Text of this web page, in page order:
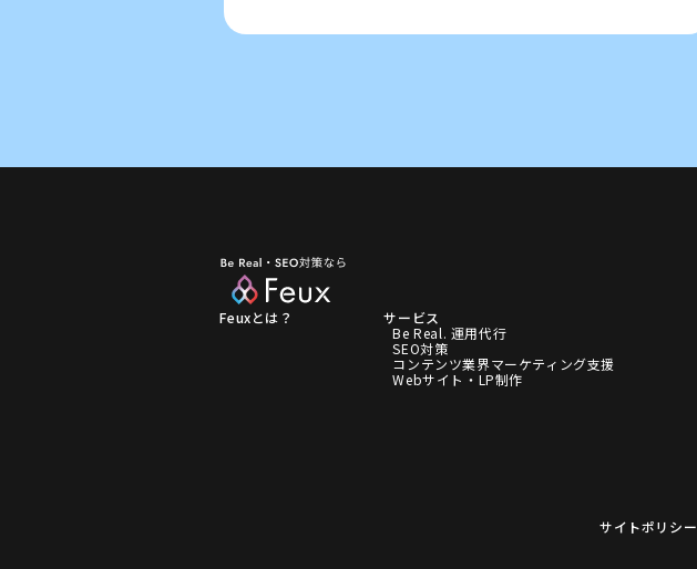
Feuxとは？
サービス
Be Real. 運用代行
SEO対策
コンテンツ業界マーケティング支援
Webサイト・LP制作
サイトポリシー